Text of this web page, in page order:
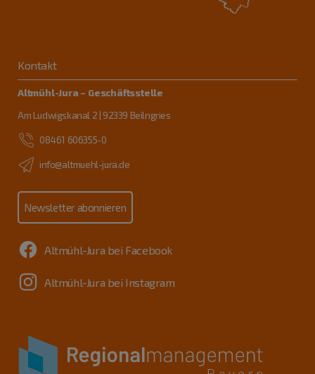
Kontakt
Altmühl-Jura – Geschäftsstelle
Am Ludwigskanal 2 | 92339 Beilngries
08461 606355-0
info@altmuehl-jura.de
Newsletter abonnieren
Altmühl-Jura bei Facebook
Altmühl-Jura bei Instagram